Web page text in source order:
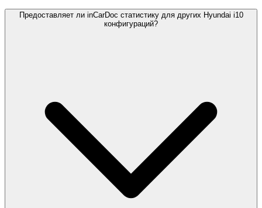
Предоставляет ли inCarDoc статистику для других Hyundai i10
конфигураций?